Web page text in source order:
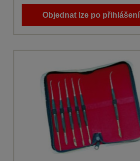
Objednat lze po přihlášení